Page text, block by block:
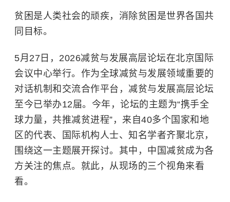
贫困是人类社会的顽疾，消除贫困是世界各国共
同目标。
5月27日，2026减贫与发展高层论坛在北京国际
会议中心举行。作为全球减贫与发展领域重要的
对话机制和交流合作平台，减贫与发展高层论坛
至今已举办12届。今年，论坛的主题为“携手全
球力量，共推减贫进程”，来自40多个国家和地
区的代表、国际机构人士、知名学者齐聚北京，
围绕这一主题展开探讨。其中，中国减贫成为各
方关注的焦点。就此，从现场的三个视角来看
看。